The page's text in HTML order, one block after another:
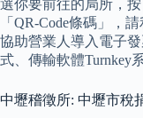
選你要前往的局所，
「QR-Code條碼」，
協助營業人導入電子
式、傳輸軟體Turnkey
中壢稽徵所: 中壢市稅